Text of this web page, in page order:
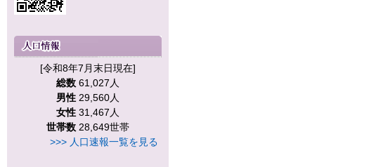
[令和8年7月末日現在]
総数 61,027人
男性 29,560人
女性 31,467人
世帯数 28,649世帯
>>> 人口速報一覧を見る